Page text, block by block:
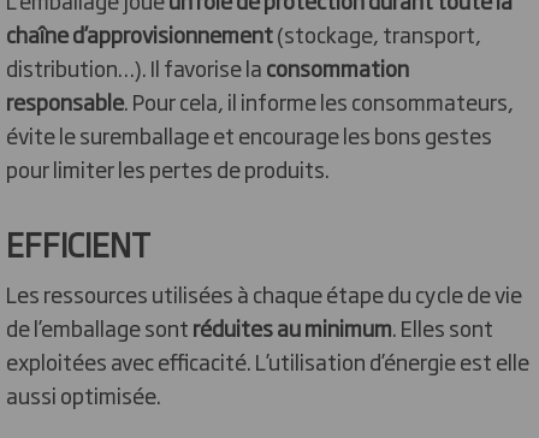
chaîne d’approvisionnement(stockage, transport,
distribution…). Il favorise laconsommation
responsable. Pour cela, il informe les consommateurs,
évite le suremballage et encourage les bons gestes
pour limiter les pertes de produits.
EFFICIENT
Les ressources utilisées à chaque étape du cycle de vie
de l’emballage sontréduites au minimum. Elles sont
exploitées avec efficacité. L’utilisation d’énergie est elle
aussi optimisée.